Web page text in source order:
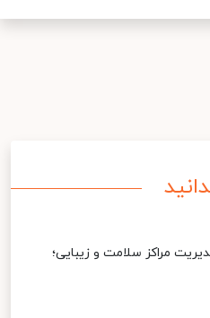
مراکز سلامت و زیبایی؛